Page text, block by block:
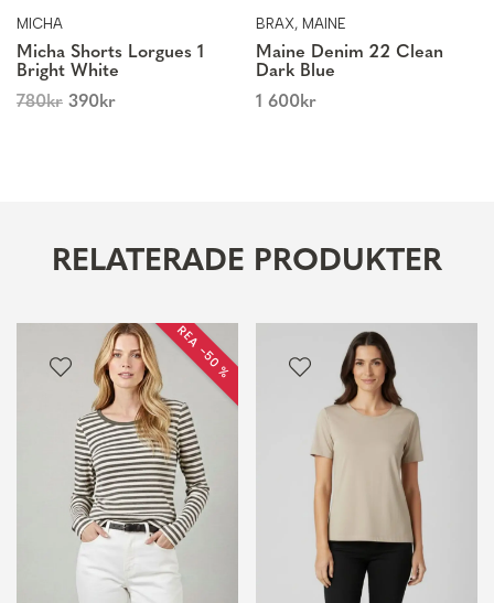
MICHA
Micha Shorts Lorgues 1
Bright White
780kr 390kr
BRAX, MAINE
Maine Denim 22 Clean
Dark Blue
1 600kr
RELATERADE PRODUKTER
REA −50 %